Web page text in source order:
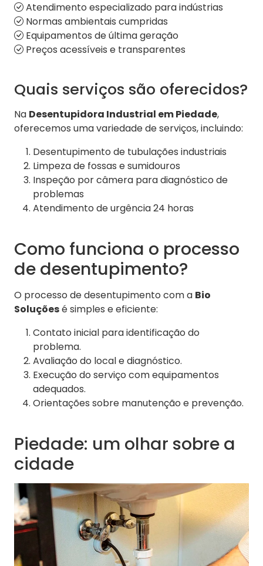
Atendimento especializado para indústrias
Normas ambientais cumpridas
Equipamentos de última geração
Preços acessíveis e transparentes
Quais serviços são oferecidos?
Na Desentupidora Industrial em Piedade,
oferecemos uma variedade de serviços, incluindo:
Desentupimento de tubulações industriais
Limpeza de fossas e sumidouros
Inspeção por câmera para diagnóstico de
problemas
Atendimento de urgência 24 horas
Como funciona o processo
de desentupimento?
O processo de desentupimento com a Bio
Soluçõesé simples e eficiente:
Contato inicial para identificação do
problema.
Avaliação do local e diagnóstico.
Execução do serviço com equipamentos
adequados.
Orientações sobre manutenção e prevenção.
Piedade: um olhar sobre a
cidade